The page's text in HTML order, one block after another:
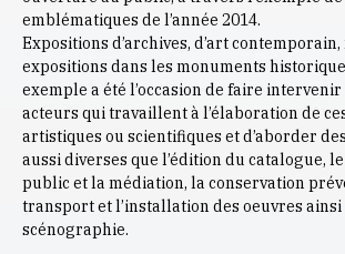
emblématiques de l’année 2014.
Expositions d’archives, d’art
expositions dans les monuments
exemple a été l’occasion de faire
acteurs qui travaillent à l’élaboration de
artistiques ou scientifiques et d’aborder
aussi diverses que l’édition du catalogue,
public et la médiation, la conservation
transport et l’installation des oeuvres ainsi
scénographie.